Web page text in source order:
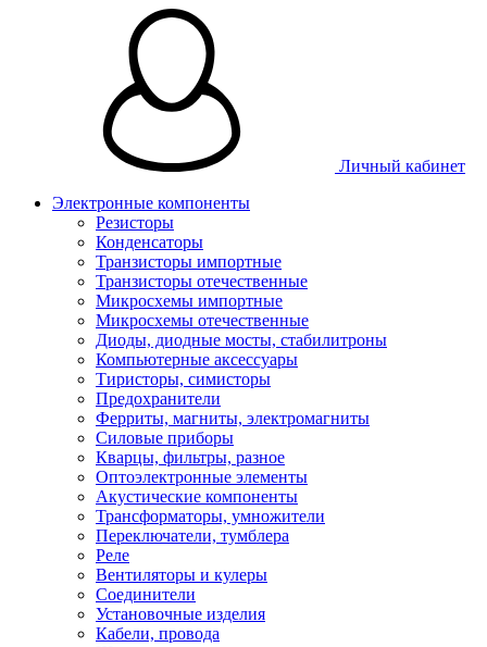
Личный кабинет
Электронные компоненты
Резисторы
Конденсаторы
Транзисторы импортные
Транзисторы отечественные
Микросхемы импортные
Микросхемы отечественные
Диоды, диодные мосты, стабилитроны
Компьютерные аксессуары
Тиристоры, симисторы
Предохранители
Ферриты, магниты, электромагниты
Силовые приборы
Кварцы, фильтры, разное
Оптоэлектронные элементы
Акустические компоненты
Трансформаторы, умножители
Переключатели, тумблера
Реле
Вентиляторы и кулеры
Соединители
Установочные изделия
Кабели, провода